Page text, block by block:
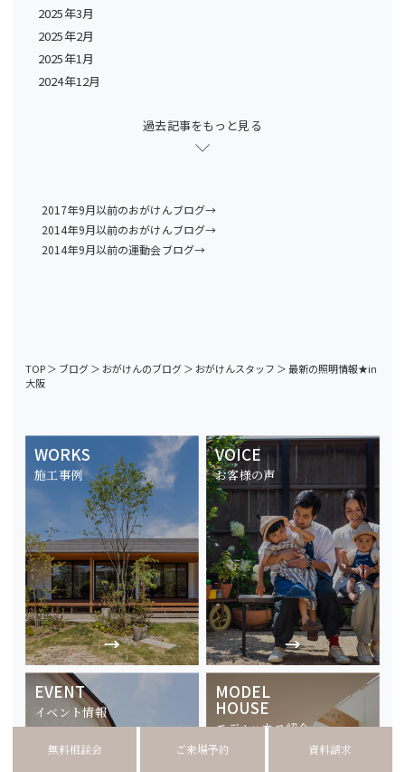
2025年3月
2025年2月
2025年1月
2024年12月
過去記事をもっと見る
2017年9月以前のおがけんブログ→
2014年9月以前のおがけんブログ→
2014年9月以前の運動会ブログ→
TOP＞ ブログ＞ おがけんのブログ＞ おがけんスタッフ ＞最新の照明情報★in
大阪
WORKS
施工事例
VOICE
お客様の声
EVENT
イベント情報
MODEL
HOUSE
モデルハウス紹介
無料相談会 ご来場予約 資料請求